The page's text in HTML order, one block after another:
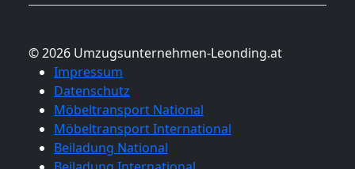
© 2026 Umzugsunternehmen-Leonding.at
Impressum
Datenschutz
Möbeltransport National
Möbeltransport International
Beiladung National